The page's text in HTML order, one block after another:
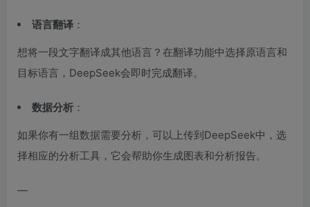
语言翻译 ：
想将一段文字翻译成其他语言？在翻译功能中选择原语言和
目标语言，DeepSeek会即时完成翻译。
数据分析 ：
如果你有一组数据需要分析，可以上传到DeepSeek中，选
择相应的分析工具，它会帮助你生成图表和分析报告。
—